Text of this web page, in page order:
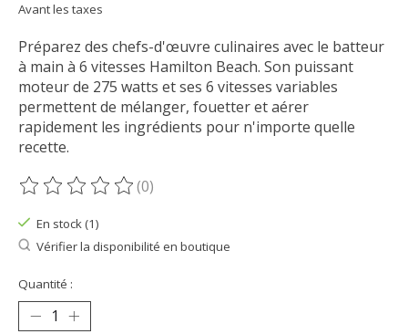
Avant les taxes
Préparez des chefs-d'œuvre culinaires avec le batteur
à main à 6 vitesses Hamilton Beach. Son puissant
moteur de 275 watts et ses 6 vitesses variables
permettent de mélanger, fouetter et aérer
rapidement les ingrédients pour n'importe quelle
recette.
Ce produit est évalué à
(0)
En stock (1)
Vérifier la disponibilité en boutique
Quantité :